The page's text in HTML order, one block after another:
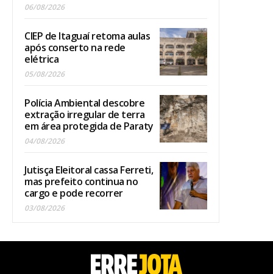
06/08/2026
CIEP de Itaguaí retoma aulas
após conserto na rede
elétrica
05/08/2026
Polícia Ambiental descobre
extração irregular de terra
em área protegida de Paraty
04/08/2026
Jutisça Eleitoral cassa Ferreti,
mas prefeito continua no
cargo e pode recorrer
03/08/2026